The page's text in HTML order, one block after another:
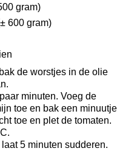
gram)
600 gram)
de worstjes in de olie
minuten. Voeg de
toe en bak een minuutje
toe en plet de tomaten.
5 minuten sudderen.